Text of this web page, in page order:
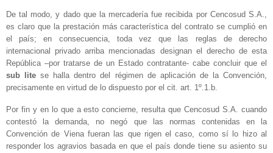
De tal modo, y dado que la mercadería fue recibida por Cencosud S.A.,
es claro que la prestación más característica del contrato se cumplió en
el país; en consecuencia, toda vez que las reglas de derecho
internacional privado arriba mencionadas designan el derecho de esta
República –por tratarse de un Estado contratante- cabe concluir que el
sub litese halla dentro del régimen de aplicación de la Convención,
precisamente en virtud de lo dispuesto por el cit. art. 1º.1.b.
Por fin y en lo que a esto concierne, resulta que Cencosud S.A. cuando
contestó la demanda, no negó que las normas contenidas en la
Convención de Viena fueran las que rigen el caso, como sí lo hizo al
responder los agravios basada en que el país donde tiene su asiento su